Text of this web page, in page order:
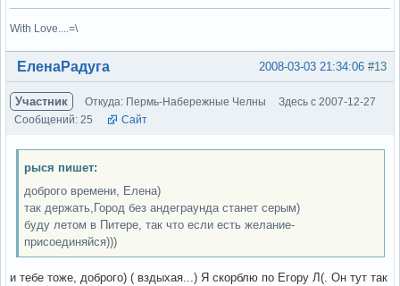
With Love....=\
Вне форума #13
2008-03-03 21:34:06
ЕленаРадуга
Участник Откуда: Пермь-Набережные Челны
Здесь с 2007-12-27
Сообщений: 25
Сайт
рыся пишет:
доброго времени, Елена)
так держать,Город без андеграунда станет серым)
буду летом в Питере, так что если есть желание-
присоединяйся)))
и тебе тоже, доброго) ( вздыхая...) Я скорблю по Егору Л(. Он тут так